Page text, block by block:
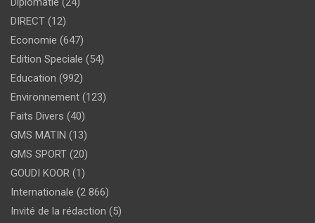
DIRECT (12)
Economie (647)
Edition Speciale (54)
Education (992)
Environnement (123)
Faits Divers (40)
GMS MATIN (13)
GMS SPORT (20)
GOUDI KOOR (1)
Internationale (2 866)
Invité de la rédaction (5)